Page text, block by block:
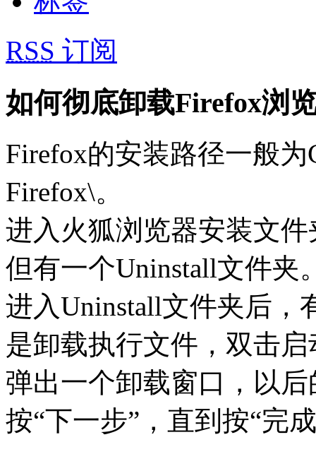
RSS 订阅
如何彻底卸载Firefox浏
Firefox的安装路径一般为
Firefox\。
进入火狐浏览器安装文
但有一个Uninstall文件夹
进入Uninstall文件夹后，
是卸载执行文件，双击启
弹出一个卸载窗口，以
按“下一步”，直到按“完